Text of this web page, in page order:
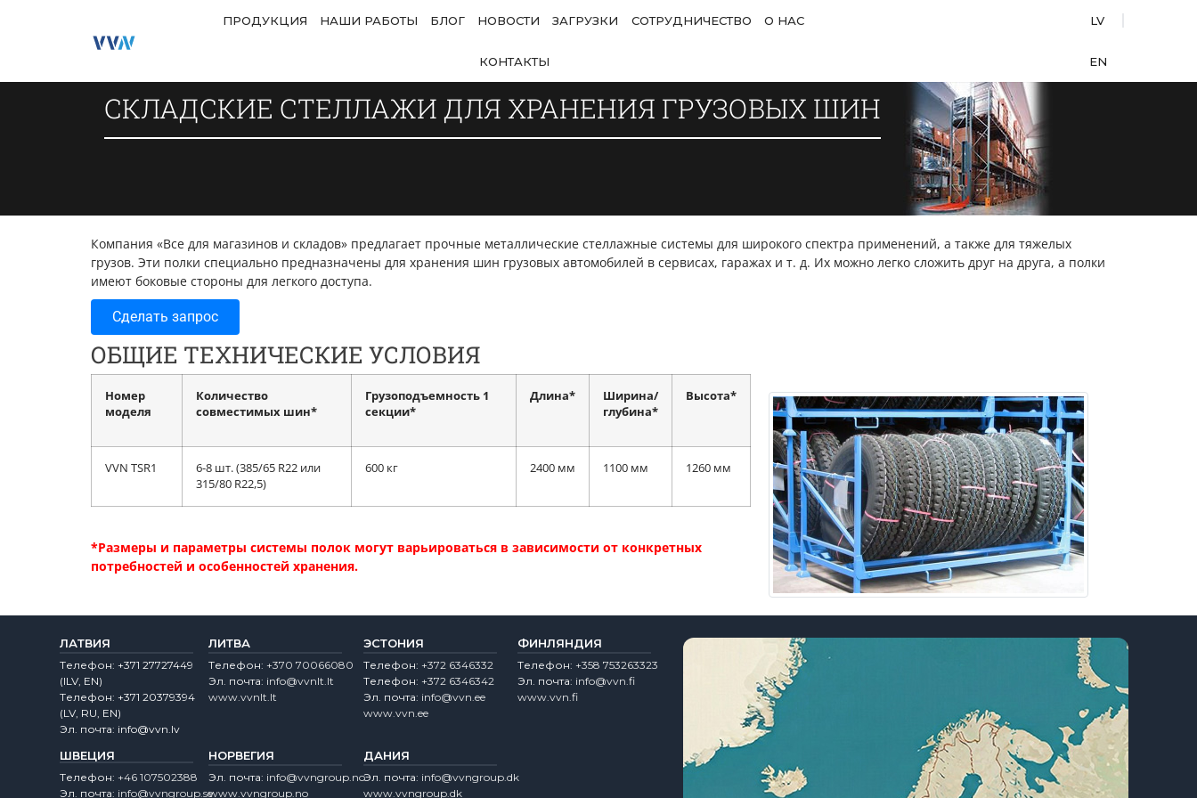
ПРОДУКЦИЯ НАШИ РАБОТЫ БЛОГ НОВОСТИ ЗАГРУЗКИ СОТРУДНИЧЕСТВО О НАС
КОНТАКТЫ
LV
EN
СКЛАДСКИЕ СТЕЛЛАЖИ ДЛЯ ХРАНЕНИЯ ГРУЗОВЫХ ШИН
Компания «Все для магазинов и складов» предлагает прочные металлические стеллажные системы для широкого спектра применений, а также для тяжелых
грузов. Эти полки специально предназначены для хранения шин грузовых автомобилей в сервисах, гаражах и т. д. Их можно легко сложить друг на друга, а полки
имеют боковые стороны для легкого доступа.
Сделать запрос
ОБЩИЕ ТЕХНИЧЕСКИЕ УСЛОВИЯ
Номер
моделя
Количество
совместимых шин*
Грузоподъемность 1
секции*
Длина*
Ширина/
глубина*
Высота*
VVN TSR1
6-8 шт. (385/65 R22 или
315/80 R22,5)
600 кг 2400 мм 1100 мм 1260 мм
*Размеры и параметры системы полок могут варьироваться в зависимости от конкретных
потребностей и особенностей хранения.
ЛАТВИЯ
Tелефон:+371 27727449
(lLV, EN)
Tелефон:+371 20379394
(LV, RU, EN)
Эл. почта: info@vvn.lv
ЛИТВА
Tелефон: +370 70066080
Эл. почта: info@vvnlt.lt
www.vvnlt.lt
ЭСТОНИЯ
Tелефон: +372 6346332
Tелефон: +372 6346342
Эл. почта: info@vvn.ee
www.vvn.ee
ФИНЛЯНДИЯ
Tелефон: +358 753263323
Эл. почта: info@vvn.fi
www.vvn.fi
ШВЕЦИЯ
Tелефон: +46 107502388
Эл. почта: info@vvngroup.se
НОРВЕГИЯ
Эл. почта: info@vvngroup.no
www.vvngroup.no
ДАНИЯ
Эл. почта: info@vvngroup.dk
www.vvngroup.dk